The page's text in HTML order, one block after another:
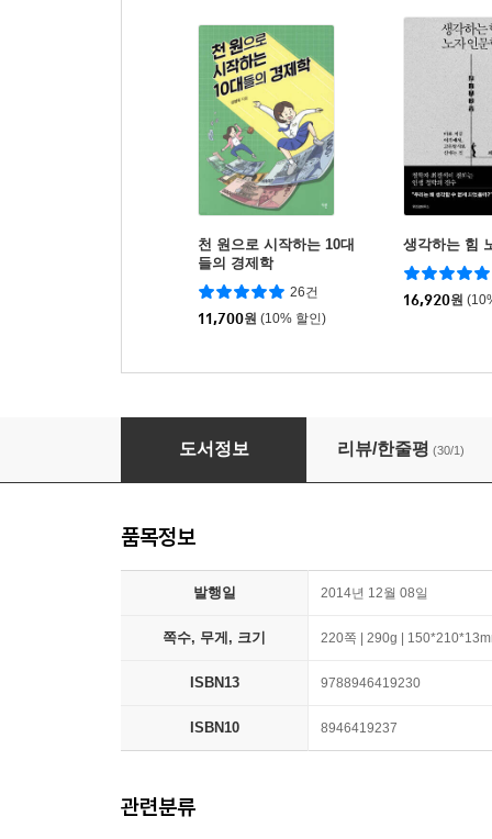
천 원으로 시작하는 10대
들의 경제학
26건
11,700원 (10% 할인)
생각하는 힘
16,920원
조선의 나그네 소년 장복이
도서정보 리뷰/한줄평 (30/1)
품목정보
발행일 2014년 12월 08일
쪽수, 무게, 크기 220쪽 | 290g |
ISBN13 9788946419230
ISBN10 8946419237
관련분류